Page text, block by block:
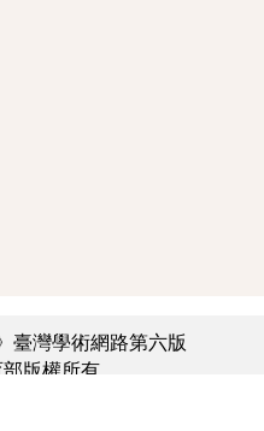
臺灣學術網路第六版
版權所有